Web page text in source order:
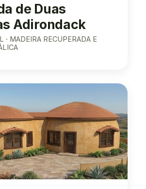
de Duas
Adirondack
· MADEIRA RECUPERADA E